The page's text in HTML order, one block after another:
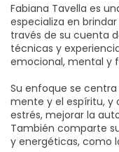
Fabiana Tavella es
especializa en
través de su cuenta
técnicas y
emocional, mental y
Su enfoque se
mente y el espíritu, y
estrés, mejorar la
También comparte
y energéticas, como